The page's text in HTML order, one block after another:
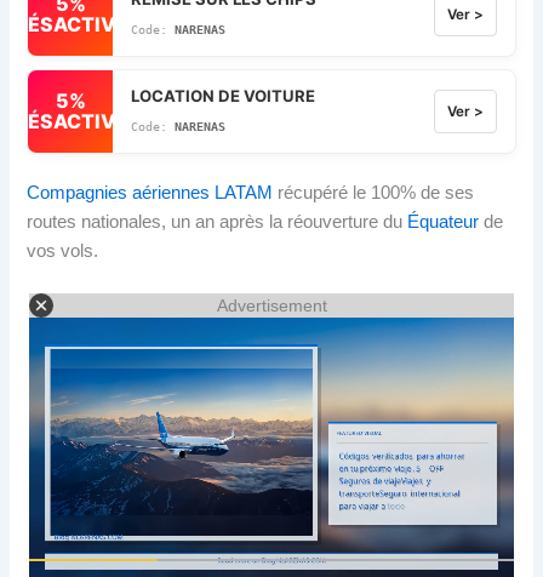
DÉSACTIVÉ
NARENAS
Ver >
5%
DÉSACTIVÉ
LOCATION DE VOITURE
NARENAS
Ver >
Compagnies aériennes LATAM récupéré le 100% de ses
routes nationales, un an après la réouverture du Équateur de
vos vols.
Advertisement